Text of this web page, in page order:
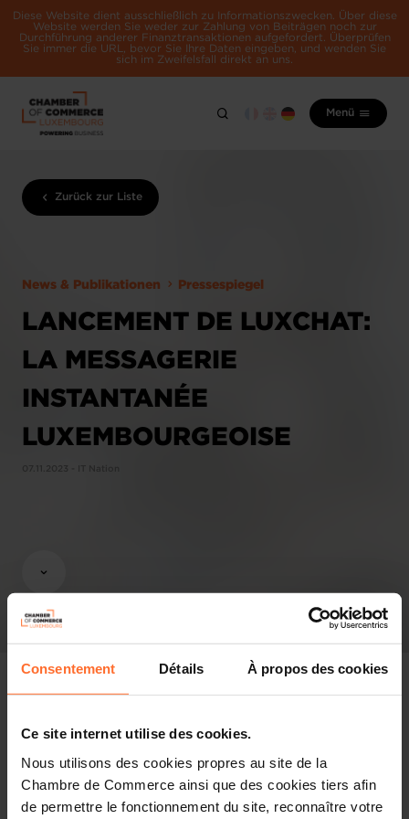
Consentement Détails À propos des cookies
Ce site internet utilise des cookies.
Nous utilisons des cookies propres au site de la
Chambre de Commerce ainsi que des cookies tiers afin
de permettre le fonctionnement du site, reconnaître votre
Diese Website dient ausschließlich zu Informationszwecken. Über diese
Website werden Sie weder zur Zahlung von Beiträgen noch zur
Durchführung anderer Finanztransaktionen aufgefordert. Überprüfen
Sie immer die URL, bevor Sie Ihre Daten eingeben, und wenden Sie
sich im Zweifelsfall direkt an uns.
Menü
Zurück zur Liste
News & Publikationen Pressespiegel
LANCEMENT DE LUXCHAT:
LA MESSAGERIE
INSTANTANÉE
LUXEMBOURGEOISE
Pressespiegel
Diesen Artikel teilen